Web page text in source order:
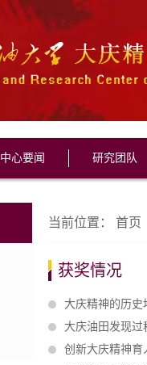
中心要闻 研究团队
当前位置： 首页
获奖情况
大庆精神的历
大庆油田发现
创新大庆精神育